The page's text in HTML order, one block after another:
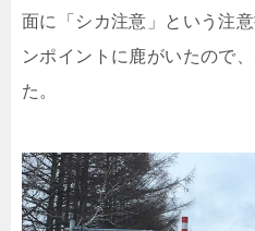
面に「シカ注意」という注
ンポイントに鹿がいたので
た。